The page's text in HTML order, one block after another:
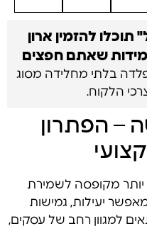
להזמין ארון
שאתם חפצים
בלתי מחלידה מסוג
– הפתרון
יותר מקופסה לשמירת
יעילות, גמישות
למגוון רחב של עסקים,